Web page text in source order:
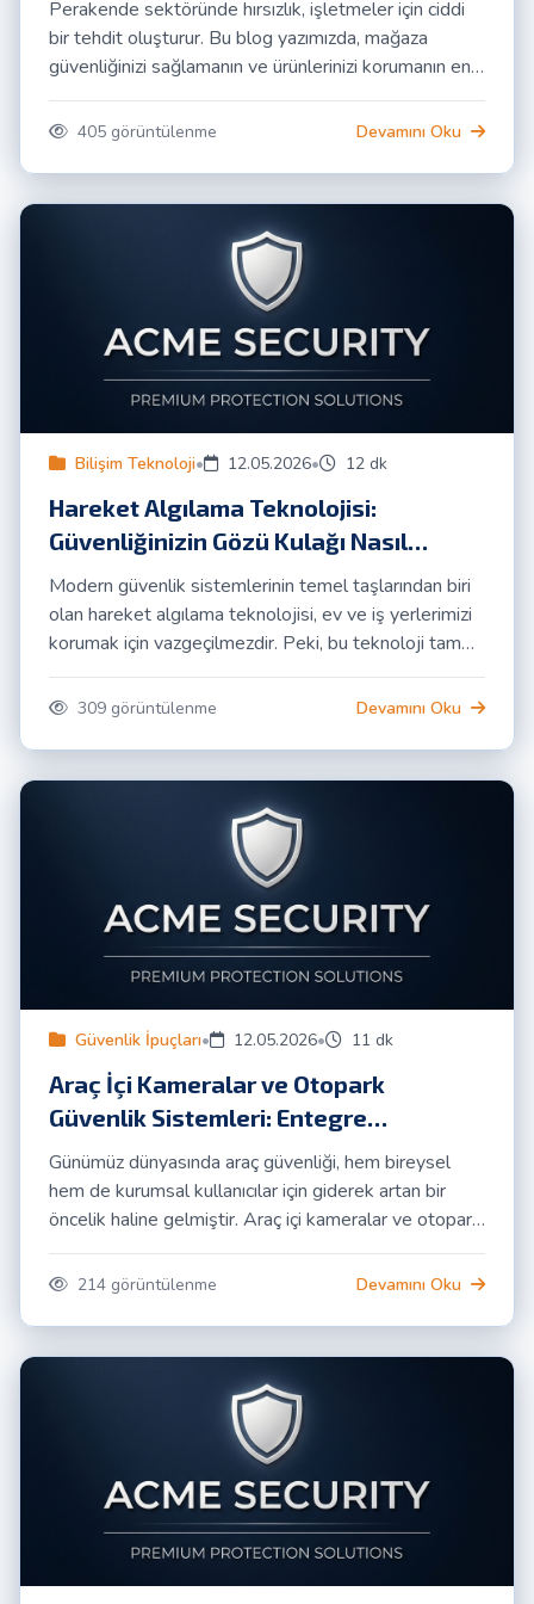
Perakende sektöründe hırsızlık, işletmeler için ciddi
bir tehdit oluşturur. Bu blog yazımızda, mağaza
güvenliğinizi sağlamanın ve ürünlerinizi korumanın en
etkili yolları olan Ürün Koruma Antenleri (EAS) ve
RFID sistemlerini detaylıca inceleyeceğiz. Hangi
ACME Güvenlik ile tanışın.
405 görüntülenme Devamını Oku
Bilişim Teknoloji• 12.05.2026• 12 dk
Hareket Algılama Teknolojisi:
Güvenliğinizin Gözü Kulağı Nasıl
Çalışır?
Modern güvenlik sistemlerinin temel taşlarından biri
olan hareket algılama teknolojisi, ev ve iş yerlerimizi
korumak için vazgeçilmezdir. Peki, bu teknoloji tam
olarak nasıl çalışır ve hangi prensiplere dayanır? Bu
detaylı rehberde, hareket algılamanın inceliklerini
309 görüntülenme Devamını Oku
Güvenlik İpuçları• 12.05.2026• 11 dk
Araç İçi Kameralar ve Otopark
Güvenlik Sistemleri: Entegre
Güvenliğin Anahtarı
Günümüz dünyasında araç güvenliği, hem bireysel
hem de kurumsal kullanıcılar için giderek artan bir
öncelik haline gelmiştir. Araç içi kameralar ve otopark
güvenlik sistemleri gibi iki farklı güvenlik katmanının
entegrasyonu, araç güvenliğinde çığır açan bir
214 görüntülenme Devamını Oku